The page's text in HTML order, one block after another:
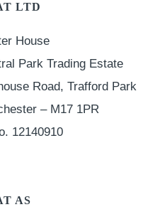
LTD
House
Park Trading Estate
Road, Trafford Park
– M17 1PR
12140910
AS